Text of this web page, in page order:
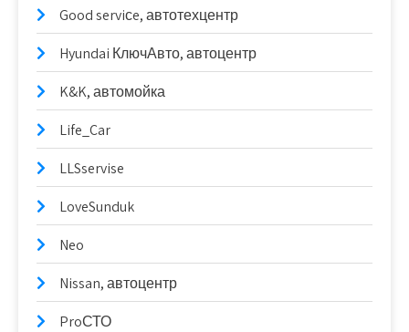
Good serviсe, автотехцентр
Hyundai КлючАвто, автоцентр
K&K, автомойка
Life_Car
LLSservise
LoveSunduk
Neo
Nissan, автоцентр
ProСТО